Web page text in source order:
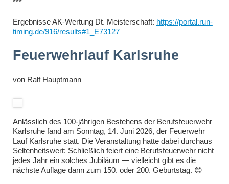
***
Ergebnisse AK-Wertung Dt. Meisterschaft: https://portal.run-
timing.de/916/results#1_E73127
Feuerwehrlauf Karlsruhe
von Ralf Hauptmann
Anlässlich des 100-jährigen Bestehens der Berufsfeuerwehr
Karlsruhe fand am Sonntag, 14. Juni 2026, der Feuerwehr
Lauf Karlsruhe statt. Die Veranstaltung hatte dabei durchaus
Seltenheitswert: Schließlich feiert eine Berufsfeuerwehr nicht
jedes Jahr ein solches Jubiläum — vielleicht gibt es die
nächste Auflage dann zum 150. oder 200. Geburtstag. 😊